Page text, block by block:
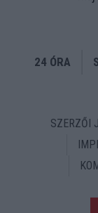
24 ÓRA
SZERZŐI